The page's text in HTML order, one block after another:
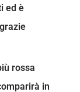
ed è
rossa
in